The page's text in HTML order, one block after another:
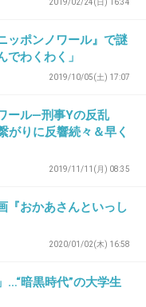
に疑問を持った
2019/02/24(日) 16:34
ッポンノワール』で謎
わくわく」
2019/10/05(土) 17:07
ール―刑事Yの反乱
がりに反響続々＆早く
2019/11/11(月) 08:35
『おかあさんといっし
2020/01/02(木) 16:58
…“暗黒時代”の大学生